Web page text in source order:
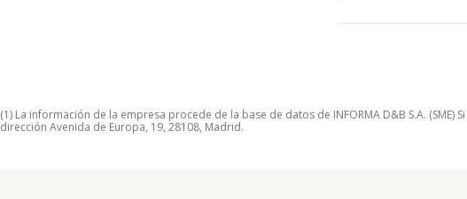
(1) La información de la empresa procede de la base de datos de INFORMA D&B S.A.
dirección Avenida de Europa, 19, 28108, Madrid.